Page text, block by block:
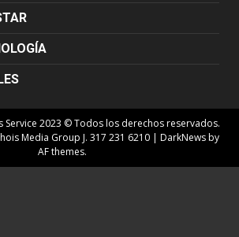
Service 2023 © Todos los derechos reservados.
Media Group J. 317 231 6210 | DarkNewsby
AF themes.